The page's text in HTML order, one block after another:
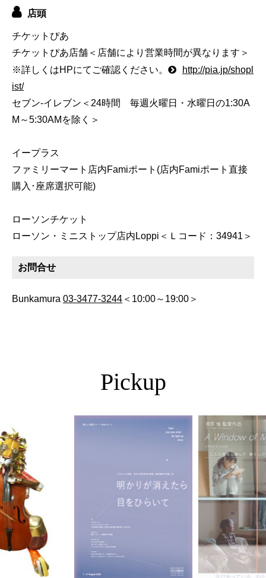
店頭
チケットぴあ
チケットぴあ店舗＜店舗により営業時間が異なります＞
※詳しくはHPにてご確認ください。
http://pia.jp/shopl
ist/
セブン-イレブン＜24時間 毎週火曜日・水曜日の1:30A
M～5:30AMを除く＞
イープラス
ファミリーマート店内Famiポート(店内Famiポート直接
購入･座席選択可能)
ローソンチケット
ローソン・ミニストップ店内Loppi＜Ｌコード：34941＞
お問合せ
Bunkamura 03-3477-3244 ＜10:00～19:00＞
Pickup